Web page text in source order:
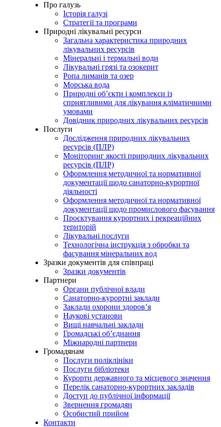
Про галузь
Історія галузі
Стратегії та програми
Природні лікувальні ресурси
Загальна характеристика природних
лікувальних ресурсів
Мінеральні і термальні води
Лікувальні грязі та озокерит
Ропа лиманів та озер
Морська вода
Природні об’єкти і комплекси із
сприятливими для лікування кліматичними
умовами
Довідник природних лікувальних ресурсів
Послуги
Дослідження природних лікувальних
ресурсів (ПЛР)
Моніторинг якості природних лікувальних
ресурсів (ПЛР)
Оформлення методичної та нормативної
документації щодо санаторно-курортної
діяльності
Оформлення методичної та нормативної
документації щодо промислового фасування
Проєктування курортних і рекреаційних
територій
Лікувальні послуги
Технологічна інструкція з обробки та
фасування мінеральних вод
Зразки документів для співпраці
Зразки документів
Партнери
Органи публічної влади
Санаторно-курортні заклади
Заклади охорони здоров’я
Наукові установи
Вищі навчальні заклади
Громадські об’єднання
Міжнародні партнери
Громадянам
Послуги поліклініки
Послуги бібліотеки
Курорти державного та місцевого значення
Перелік санаторно-курортних закладів
Доступ до публічної інформації
Звернення громадян
Особистий прийом
Контакти